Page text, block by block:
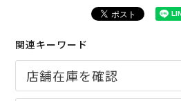
関連キーワード